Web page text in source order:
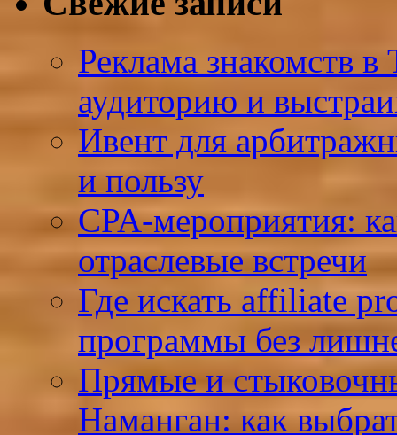
Реклама знакомств в
аудиторию и
Ивент для
и пользу
CPA-мероприятия:
отраслевые встречи
Где искать affiliate
программы без
Прямые и
Наманган: как